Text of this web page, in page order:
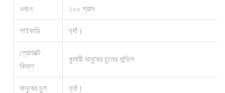
ওজন ১০০ গ্রাম
পাইকারি হ্যাঁ।
প্রোডাক্ট
বিভাগ
কুমারী মানুষের চুলের বান্ডিল
মানুষের চুল হ্যাঁ।